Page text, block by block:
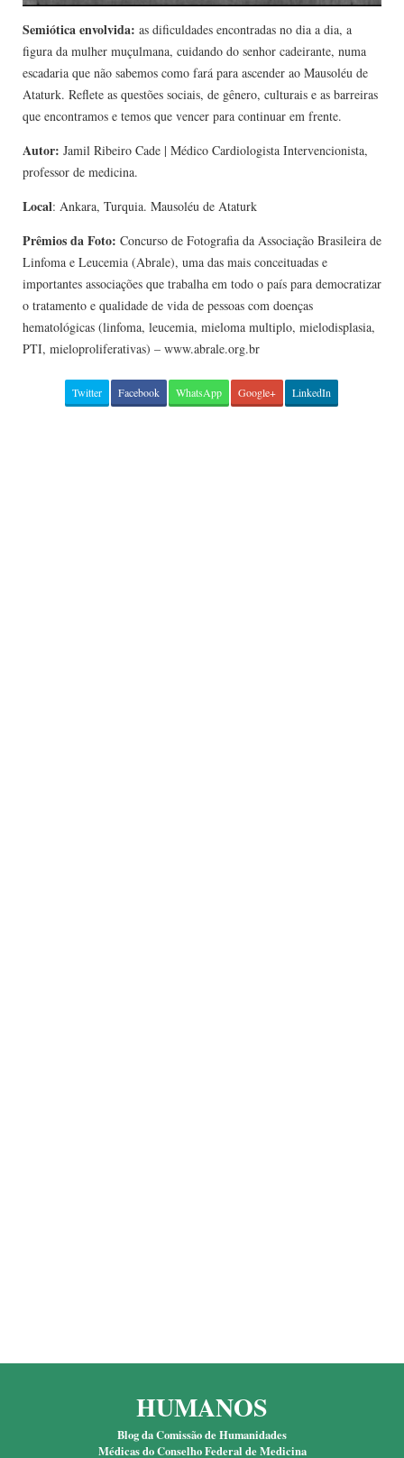
Semiótica envolvida: as dificuldades encontradas no dia a dia, a
figura da mulher muçulmana, cuidando do senhor cadeirante, numa
escadaria que não sabemos como fará para ascender ao Mausoléu de
Ataturk. Reflete as questões sociais, de gênero, culturais e as barreiras
que encontramos e temos que vencer para continuar em frente.
Autor: Jamil Ribeiro Cade | Médico Cardiologista Intervencionista,
professor de medicina.
Local: Ankara, Turquia. Mausoléu de Ataturk
Prêmios da Foto: Concurso de Fotografia da Associação Brasileira de
Linfoma e Leucemia (Abrale), uma das mais conceituadas e
importantes associações que trabalha em todo o país para democratizar
o tratamento e qualidade de vida de pessoas com doenças
hematológicas (linfoma, leucemia, mieloma multiplo, mielodisplasia,
PTI, mieloproliferativas) – www.abrale.org.br
Twitter Facebook WhatsApp Google+ LinkedIn
HUMANOS
Blog da Comissão de Humanidades
Médicas do Conselho Federal de Medicina